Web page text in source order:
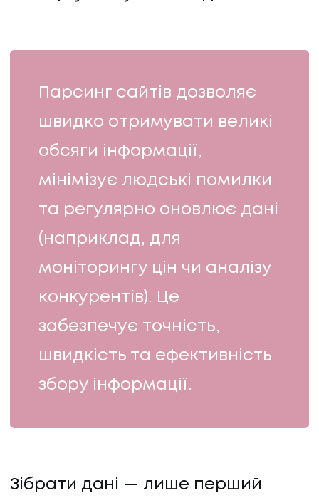
Парсинг сайтів дозволяє
швидко отримувати великі
обсяги інформації,
мінімізує людські помилки
та регулярно оновлює дані
(наприклад, для
моніторингу цін чи аналізу
конкурентів). Це
забезпечує точність,
швидкість та ефективність
збору інформації.
Зібрати дані — лише перший